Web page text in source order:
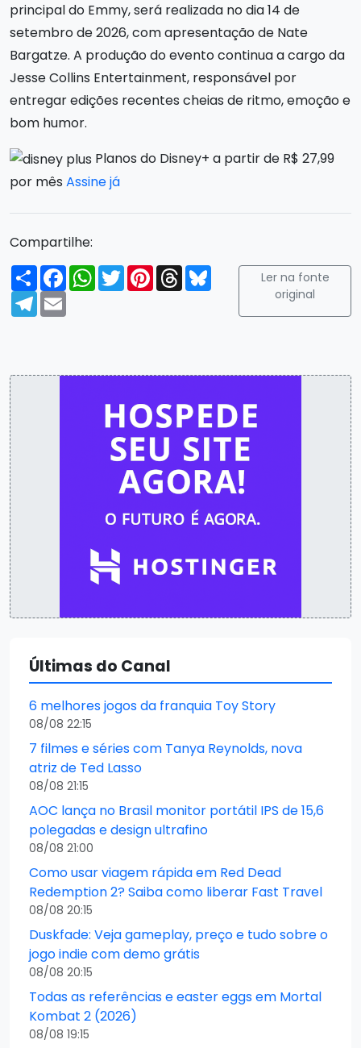
principal do Emmy, será realizada no dia 14 de
setembro de 2026, com apresentação de Nate
Bargatze. A produção do evento continua a cargo da
Jesse Collins Entertainment, responsável por
entregar edições recentes cheias de ritmo, emoção e
bom humor.
Planos do Disney+ a partir de R$ 27,99
por mês Assine já
Compartilhe:
Compartilhar
FacebookWhatsApp
TwitterPinterest
ThreadsBluesky
Telegram
Email
Ler na fonte
original
Últimas do Canal
6 melhores jogos da franquia Toy Story
08/08 22:15
7 filmes e séries com Tanya Reynolds, nova
atriz de Ted Lasso
08/08 21:15
AOC lança no Brasil monitor portátil IPS de 15,6
polegadas e design ultrafino
08/08 21:00
Como usar viagem rápida em Red Dead
Redemption 2? Saiba como liberar Fast Travel
08/08 20:15
Duskfade: Veja gameplay, preço e tudo sobre o
jogo indie com demo grátis
08/08 20:15
Todas as referências e easter eggs em Mortal
Kombat 2 (2026)
08/08 19:15